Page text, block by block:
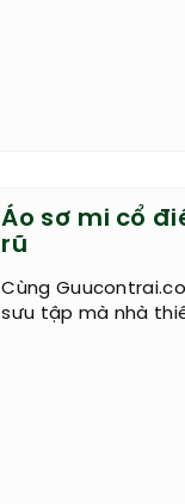
Áo sơ mi cổ
rũ
Cùng
sưu tập mà nhà